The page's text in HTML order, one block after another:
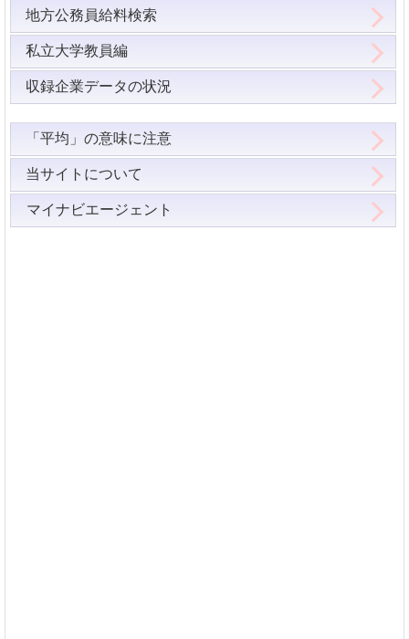
地方公務員給料検索
私立大学教員編
収録企業データの状況
「平均」の意味に注意
当サイトについて
マイナビエージェント